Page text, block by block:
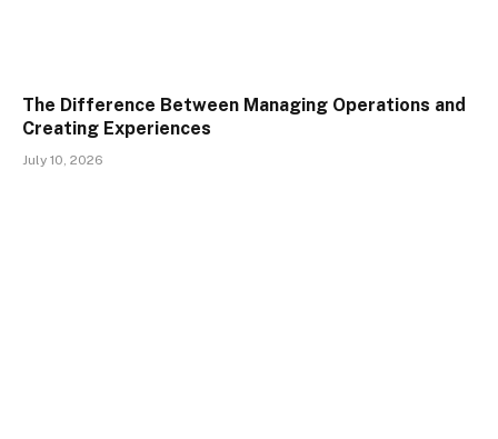
The Difference Between Managing Operations and
Creating Experiences
July 10, 2026